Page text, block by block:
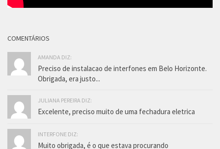
COMENTÁRIOS
AMANDA DIZ:
Preciso de instalacao de interfones em Belo Horizonte.
Obrigada, era justo...
JULIANA PEREIRA DIZ:
Excelente, preciso muito de uma fechadura eletrica
INTERFONE DIZ:
Muito obrigada, é o que estava procurando